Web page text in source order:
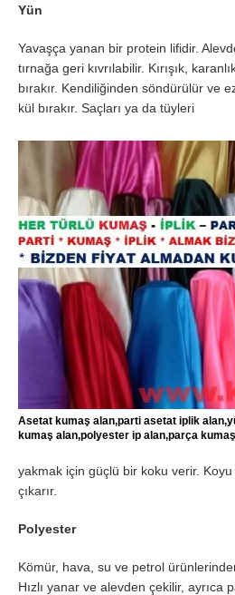
Yün
Yavaşça yanan bir protein lifidir.
tırnağa geri kıvrılabilir. Kırışık,
bırakır. Kendiliğinden söndürülür ve
kül bırakır. Saçları ya da tüyleri
Asetat kumaş alan,parti asetat iplik
kumaş alan,polyester ip alan,parça
yakmak için güçlü bir koku verir. Koyu
çıkarır.
Polyester
Kömür, hava, su ve petrol
Hızlı yanar ve alevden çekilir, ayrıca